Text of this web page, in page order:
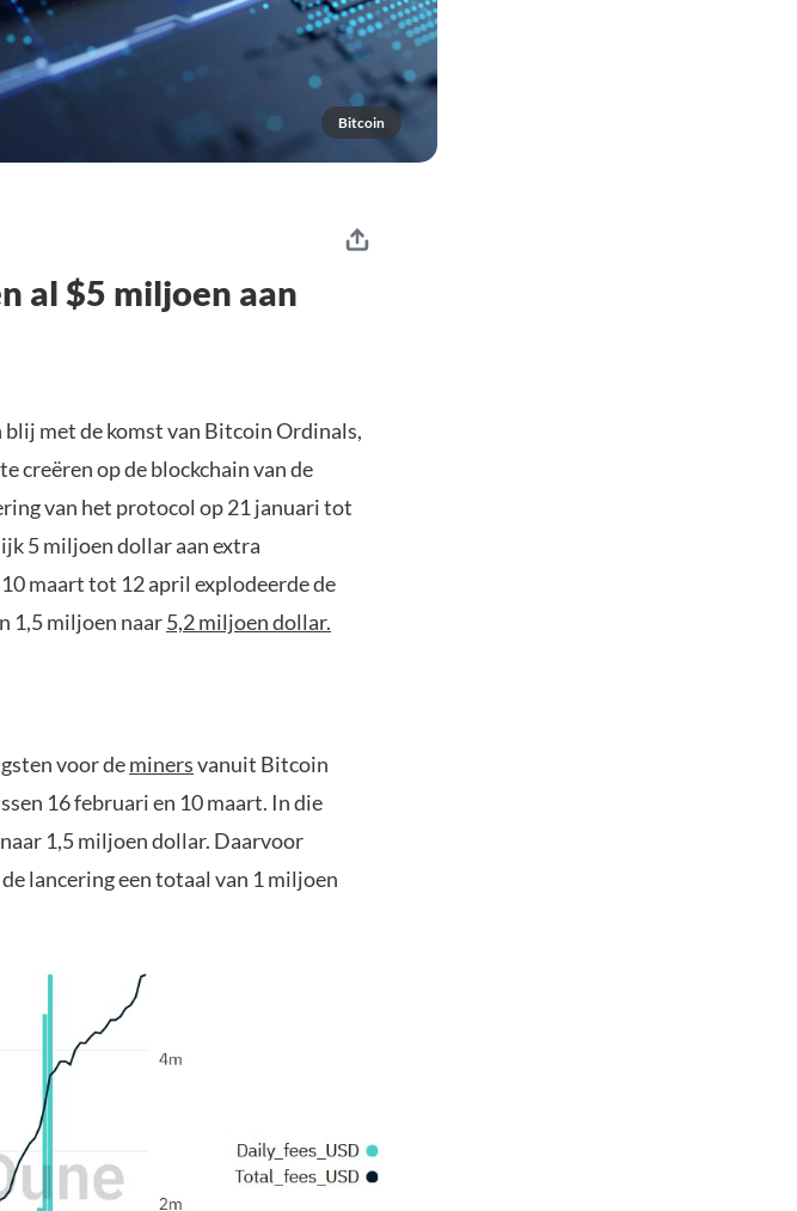
Bitcoin
al $5 miljoen aan
met de komst van Bitcoin Ordinals,
creëren op de blockchain van de
van het protocol op 21 januari tot
5 miljoen dollar aan extra
maart tot 12 april explodeerde de
1,5 miljoen naar5,2 miljoen dollar.
voor deminersvanuit Bitcoin
16 februari en 10 maart. In die
1,5 miljoen dollar. Daarvoor
lancering een totaal van 1 miljoen